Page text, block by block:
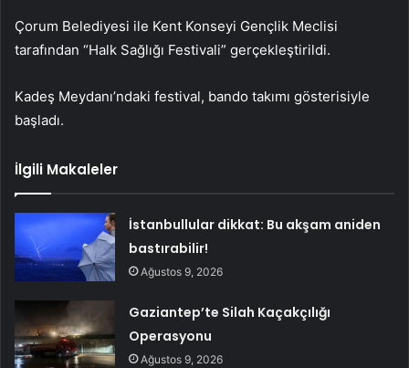
Çorum Belediyesi ile Kent Konseyi Gençlik Meclisi
tarafından “Halk Sağlığı Festivali” gerçekleştirildi.
Kadeş Meydanı’ndaki festival, bando takımı gösterisiyle
başladı.
İlgili Makaleler
İstanbullular dikkat: Bu akşam aniden
bastırabilir!
Ağustos 9, 2026
Gaziantep’te Silah Kaçakçılığı
Operasyonu
Ağustos 9, 2026